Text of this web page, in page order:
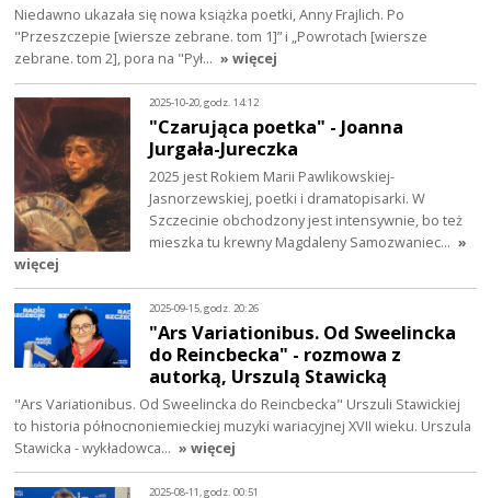
Niedawno ukazała się nowa książka poetki, Anny Frajlich. Po
"Przeszczepie [wiersze zebrane. tom 1]” i „Powrotach [wiersze
zebrane. tom 2], pora na "Pył… » więcej
2025-10-20, godz. 14:12
"Czarująca poetka" - Joanna
Jurgała-Jureczka
2025 jest Rokiem Marii Pawlikowskiej-
Jasnorzewskiej, poetki i dramatopisarki. W
Szczecinie obchodzony jest intensywnie, bo też
mieszka tu krewny Magdaleny Samozwaniec… »
więcej
2025-09-15, godz. 20:26
"Ars Variationibus. Od Sweelincka
do Reincbecka" - rozmowa z
autorką, Urszulą Stawicką
"Ars Variationibus. Od Sweelincka do Reincbecka" Urszuli Stawickiej
to historia północnoniemieckiej muzyki wariacyjnej XVII wieku. Urszula
Stawicka - wykładowca… » więcej
2025-08-11, godz. 00:51